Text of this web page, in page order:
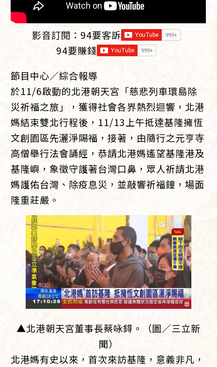
影音訂閱： 94要客訴
94要賺錢
節目中心／綜合報導
於11/6啟動的北港朝天宮「慈悲列車環島除
災祈福之旅」，獲得社會各界熱烈迴響，北港
媽結束雙北行程後，11/13上午抵達基隆擁恆
文創園區先灑淨賜福，接著，由隨行之元亨寺
高僧舉行法會誦經，恭請北港媽遙望基隆港及
基隆嶼，象徵守護著台灣口鼻，眾人祈請北港
媽護佑台灣、除疫息災，並敲響祈福鐘，場面
隆重莊嚴。
▲北港朝天宮董事長蔡咏鍀。（圖／三立新
聞）
北港媽有史以來，首次來訪基隆，意義非凡，